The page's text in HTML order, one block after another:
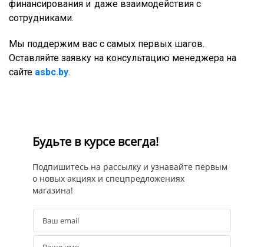
финансирования и даже взаимодействия с
сотрудниками.
Мы поддержим вас с самых первых шагов.
Оставляйте заявку на консультацию менеджера на
сайте asbc.by.
Будьте в курсе всегда!
Подпишитесь на рассылку и узнавайте первым
о новых акциях и спецпредложениях
магазина!
Email
Ваш email